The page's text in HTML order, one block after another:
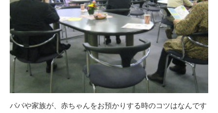
パパや家族が、赤ちゃんをお預かりする時のコツはなんです